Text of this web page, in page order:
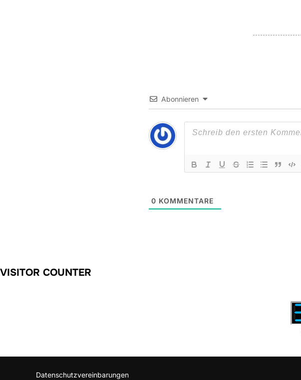
Abonnieren
0 KOMMENTARE
VISITOR COUNTER
Datenschutzvereinbarungen